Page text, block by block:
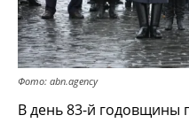
Фото: abn.agency
В день 83-й годовщины